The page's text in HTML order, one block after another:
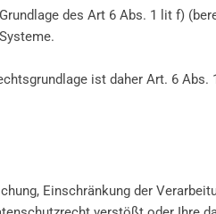
des Art 6 Abs. 1 lit f)
ist daher Art. 6
Einschränkung der